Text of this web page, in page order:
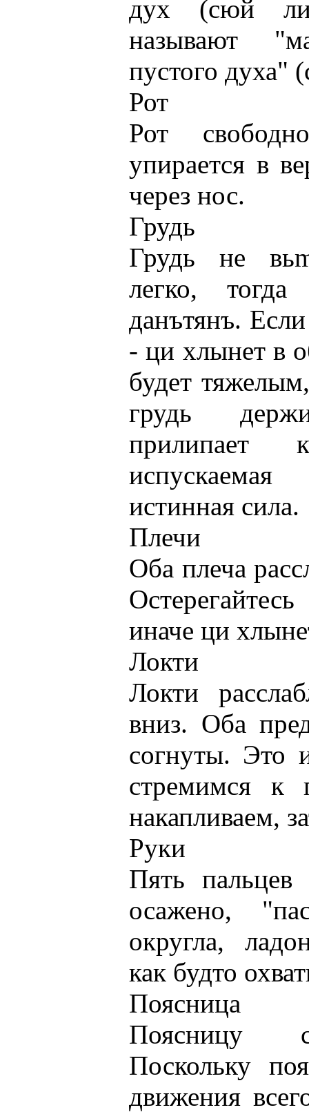
дух (сюй
называют
пустого духа"
Рот
Рот
упирается в
через нос.
Грудь
Грудь не
легко,
данътянъ.
- ци хлынет в
будет
грудь
истинная сила.
Плечи
Оба плеча
иначе ци
Локти
Локти
вниз. Оба
согнуты. Это
стремимся к
накапливаем,
Руки
Пять пальцев
осажено,
округла,
как будто
Поясница
Поясницу
Поскольку
движения